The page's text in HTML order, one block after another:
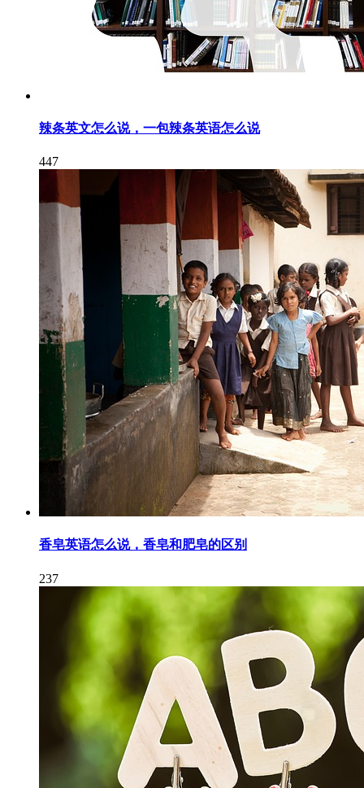
辣条英文怎么说，一包辣条英语怎么说
447
香皂英语怎么说，香皂和肥皂的区别
237